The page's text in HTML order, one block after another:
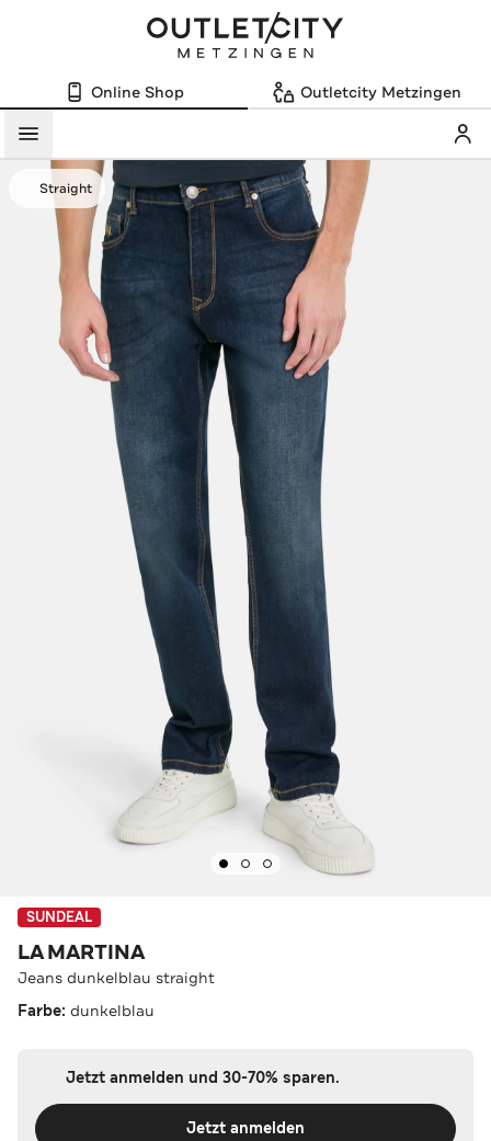
Online Shop Outletcity Metzingen
Menü
Straight
SUNDEAL
LA MARTINA
Jeans dunkelblau straight
Farbe: dunkelblau
Jetzt anmelden und 30-70% sparen.
Jetzt anmelden